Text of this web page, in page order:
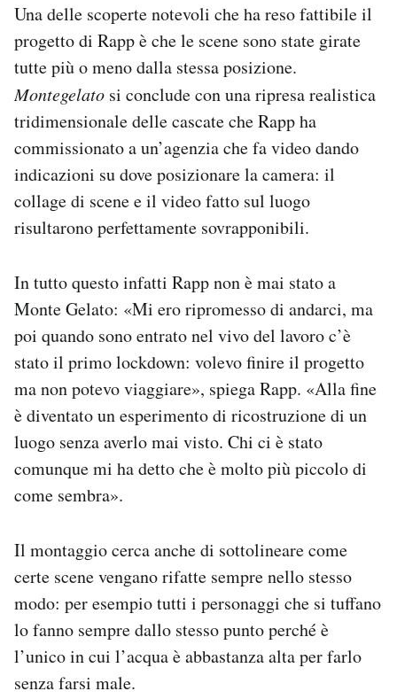
Una delle scoperte notevoli che ha reso fattibile il
progetto di Rapp è che le scene sono state girate
tutte più o meno dalla stessa posizione.
Montegelato si conclude con una ripresa realistica
tridimensionale delle cascate che Rapp ha
commissionato a un’agenzia che fa video dando
indicazioni su dove posizionare la camera: il
collage di scene e il video fatto sul luogo
risultarono perfettamente sovrapponibili.
In tutto questo infatti Rapp non è mai stato a
Monte Gelato: «Mi ero ripromesso di andarci, ma
poi quando sono entrato nel vivo del lavoro c’è
stato il primo lockdown: volevo finire il progetto
ma non potevo viaggiare», spiega Rapp. «Alla fine
è diventato un esperimento di ricostruzione di un
luogo senza averlo mai visto. Chi ci è stato
comunque mi ha detto che è molto più piccolo di
come sembra».
Il montaggio cerca anche di sottolineare come
certe scene vengano rifatte sempre nello stesso
modo: per esempio tutti i personaggi che si tuffano
lo fanno sempre dallo stesso punto perché è
l’unico in cui l’acqua è abbastanza alta per farlo
senza farsi male.